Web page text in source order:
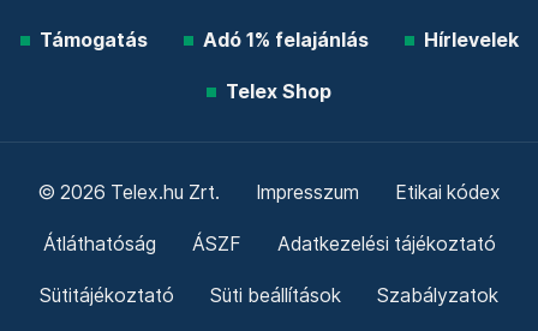
Támogatás Adó 1% felajánlás Hírlevelek
Telex Shop
© 2026 Telex.hu Zrt. Impresszum Etikai kódex
Átláthatóság ÁSZF Adatkezelési tájékoztató
Sütitájékoztató Süti beállítások Szabályzatok